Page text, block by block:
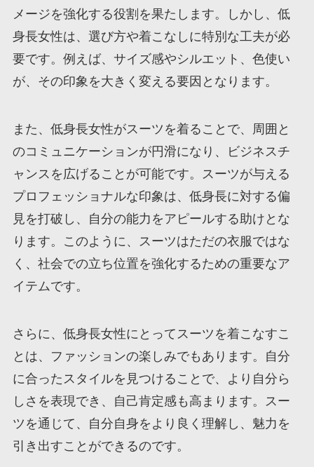
メージを強化する役割を果たします。しかし、低
身長女性は、選び方や着こなしに特別な工夫が必
要です。例えば、サイズ感やシルエット、色使い
が、その印象を大きく変える要因となります。
また、低身長女性がスーツを着ることで、周囲と
のコミュニケーションが円滑になり、ビジネスチ
ャンスを広げることが可能です。スーツが与える
プロフェッショナルな印象は、低身長に対する偏
見を打破し、自分の能力をアピールする助けとな
ります。このように、スーツはただの衣服ではな
く、社会での立ち位置を強化するための重要なア
イテムです。
さらに、低身長女性にとってスーツを着こなすこ
とは、ファッションの楽しみでもあります。自分
に合ったスタイルを見つけることで、より自分ら
しさを表現でき、自己肯定感も高まります。スー
ツを通じて、自分自身をより良く理解し、魅力を
引き出すことができるのです。